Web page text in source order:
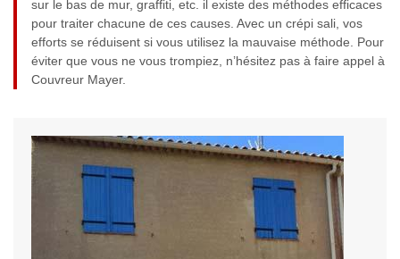
sur le bas de mur, graffiti, etc. il existe des méthodes efficaces
pour traiter chacune de ces causes. Avec un crépi sali, vos
efforts se réduisent si vous utilisez la mauvaise méthode. Pour
éviter que vous ne vous trompiez, n’hésitez pas à faire appel à
Couvreur Mayer.